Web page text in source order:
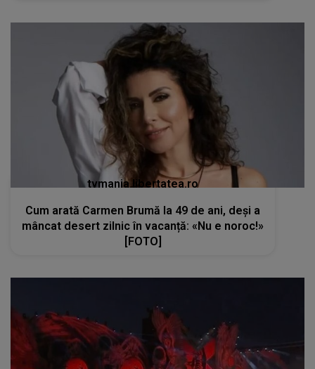
tvmania.libertatea.ro
Cum arată Carmen Brumă la 49 de ani, deși a
mâncat desert zilnic în vacanță: «Nu e noroc!»
[FOTO]